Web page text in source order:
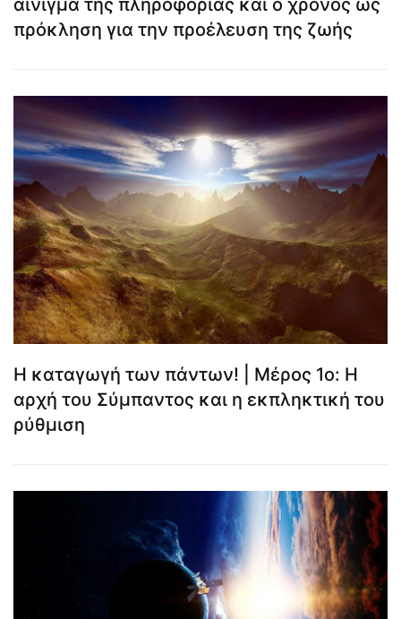
πρόκληση για την προέλευση της ζωής
Η καταγωγή των πάντων! | Μέρος 1ο: Η
αρχή του Σύμπαντος και η εκπληκτική του
ρύθμιση